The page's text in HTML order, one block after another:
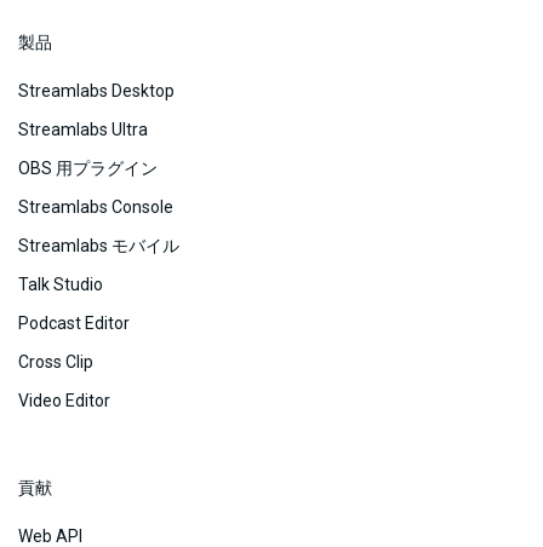
製品
Streamlabs Desktop
Streamlabs Ultra
OBS 用プラグイン
Streamlabs Console
Streamlabs モバイル
Talk Studio
Podcast Editor
Cross Clip
Video Editor
貢献
Web API